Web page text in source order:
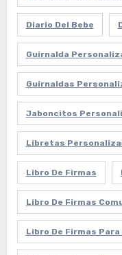
Diario Del Bebe
Guirnalda
Guirnaldas
Jaboncitos
Libretas
Libro De Firmas
Libro De Firmas
Libro De Firmas